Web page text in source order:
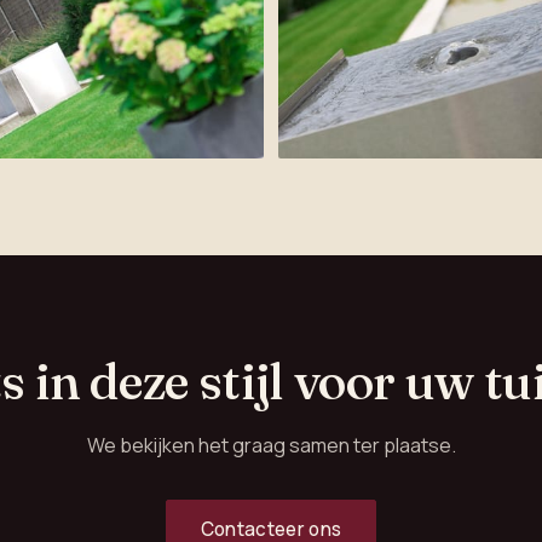
in deze stijl voor uw
We bekijken het graag samen ter plaatse.
Contacteer ons